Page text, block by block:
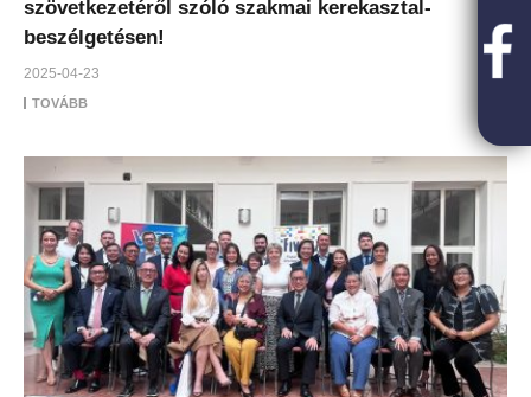
szövetkezetéről szóló szakmai kerekasztal-
beszélgetésen!
2025-04-23
TOVÁBB